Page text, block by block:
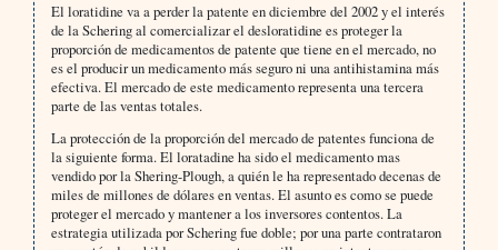
El loratidine va a perder la patente en diciembre del 2002 y el interés
de la Schering al comercializar el desloratidine es proteger la
proporción de medicamentos de patente que tiene en el mercado, no
es el producir un medicamento más seguro ni una antihistamina más
efectiva. El mercado de este medicamento representa una tercera
parte de las ventas totales.
La protección de la proporción del mercado de patentes funciona de
la siguiente forma. El loratadine ha sido el medicamento mas
vendido por la Shering-Plough, a quién le ha representado decenas de
miles de millones de dólares en ventas. El asunto es como se puede
proteger el mercado y mantener a los inversores contentos. La
estrategia utilizada por Schering fue doble; por una parte contrataron